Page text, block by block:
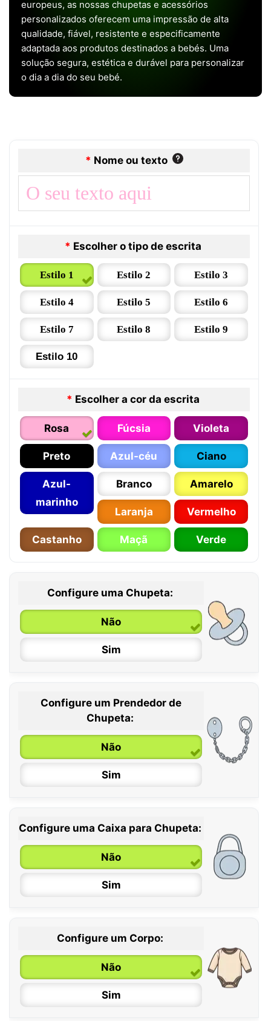
europeus, as nossas chupetas e acessórios
personalizados oferecem uma impressão de alta
qualidade, fiável, resistente e especificamente
adaptada aos produtos destinados a bebés. Uma
solução segura, estética e durável para personalizar
o dia a dia do seu bebé.
* Nome ou texto
* Escolher o tipo de escrita
Estilo 1 Estilo 2 Estilo 3
Estilo 4 Estilo 5 Estilo 6
Estilo 7 Estilo 8 Estilo 9
Estilo 10
* Escolher a cor da escrita
Rosa Fúcsia Violeta
Preto Azul-céu Ciano
Azul-
marinho
Branco Amarelo
Laranja Vermelho
Castanho Maçã Verde
Configure uma Chupeta:
Não
Sim
0 / 6 meses
6 / 36 meses
Configure um Prendedor de
Chupeta:
Não
Sim
Configure uma Caixa para Chupeta:
Não
Sim
Configure um Corpo:
Não
Sim